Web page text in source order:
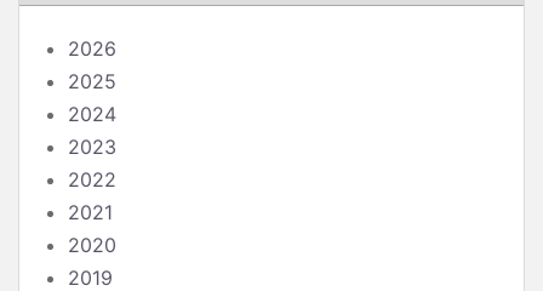
2026
2025
2024
2023
2022
2021
2020
2019